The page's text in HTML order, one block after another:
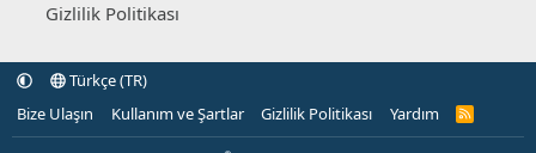
Gizlilik Politikası
Türkçe (TR)
Bize Ulaşın
Kullanım ve Şartlar Gizlilik Politikası Yardım
R